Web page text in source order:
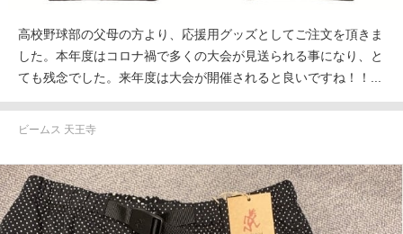
高校野球部の父母の方より、応援用グッズとしてご注文を頂きま
した。本年度はコロナ禍で多くの大会が見送られる事になり、と
ても残念でした。来年度は大会が開催されると良いですね！！...
ビームス 天王寺